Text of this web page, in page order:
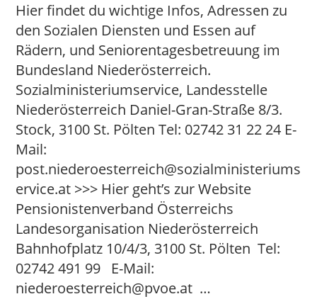
Hier findet du wichtige Infos, Adressen zu
den Sozialen Diensten und Essen auf
Rädern, und Seniorentagesbetreuung im
Bundesland Niederösterreich.
Sozialministeriumservice, Landesstelle
Niederösterreich Daniel-Gran-Straße 8/3.
Stock, 3100 St. Pölten Tel: 02742 31 22 24 E-
Mail:
post.niederoesterreich@sozialministeriums
ervice.at >>> Hier geht’s zur Website
Pensionistenverband Österreichs
Landesorganisation Niederösterreich
Bahnhofplatz 10/4/3, 3100 St. Pölten Tel:
02742 491 99 E-Mail:
niederoesterreich@pvoe.at …